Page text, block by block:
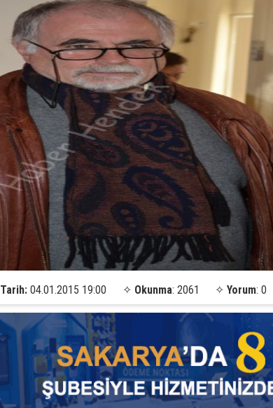
Tarih: 04.01.2015 19:00 ✧ Okunma: 2061 ✧Yorum: 0